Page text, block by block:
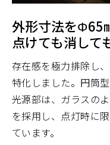
外形寸法をΦ65
点けても消して
存在感を極力排除し
特化しました。円筒
光源部は、ガラスの
を採用し、点灯時に
ています。